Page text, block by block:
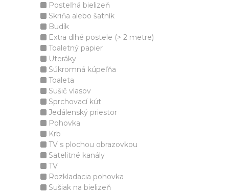
Posteľná bielizeň
Skriňa alebo šatník
Budík
Extra dlhé postele (> 2 metre)
Toaletný papier
Uteráky
Súkromná kúpeľňa
Toaleta
Sušič vlasov
Sprchovací kút
Jedálenský priestor
Pohovka
Krb
TV s plochou obrazovkou
Satelitné kanály
TV
Rozkladacia pohovka
Sušiak na bielizeň